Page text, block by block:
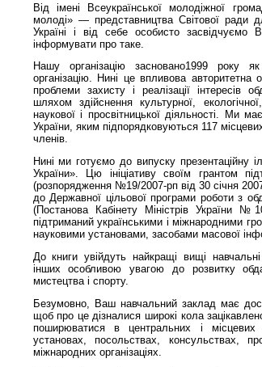
Від імені Всеукраїнської молодіжної
молоді» — представництва Світової ради
Україні і від себе особисто
інформувати про таке.
Нашу організацію засновано1999 року
організацію. Нині це впливова авторитетна
проблеми захисту і реалізації інтересів
шляхом здійснення культурної,
наукової і просвітницької діяльності. Ми
України, яким підпорядковуються 117
членів.
Нині ми готуємо до випуску презентаційну
України». Цю ініціативу своїм грантом
(розпорядження №19/2007-рп від 30 січня
до Державної цільової програми роботи з
(Постанова Кабінету Міністрів України
підтриманий українськими і міжнародними
науковими установами, засобами масової
До книги увійдуть найкращі вищі
інших особливою увагою до розвитку
мистецтва і спорту.
Безумовно, Ваш навчальний заклад має
щоб про це дізналися широкі кола
поширюватися в центральних і місцевих
установах, посольствах, консульствах,
міжнародних організаціях.